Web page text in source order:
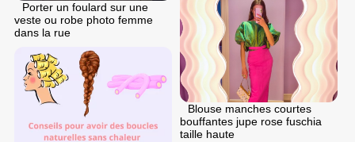
Porter un foulard sur une
veste ou robe photo femme
dans la rue
Blouse manches courtes
bouffantes jupe rose fuschia
taille haute